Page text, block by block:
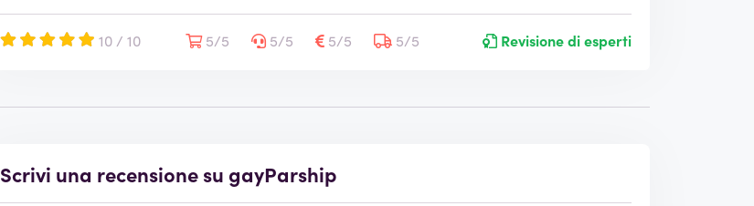
10 / 10 5/5 5/5 5/5 5/5 Revisione di esperti
Scrivi una recensione su gayParship